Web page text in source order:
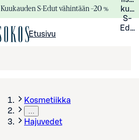
Kuukauden S-Edut vähintään –20 %
S-
Etusivu
Kosmetiikka
…
Hajuvedet